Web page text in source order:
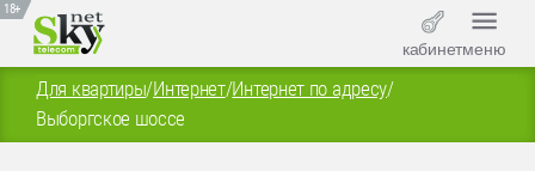
18+
кабинетменю
Для квартиры/Интернет/Интернет по адресу/
Выборгское шоссе